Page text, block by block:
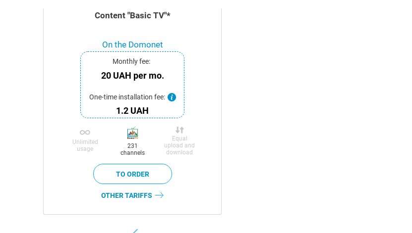
Content "Basic TV"*
On the Domonet
network
Monthly fee:
20 UAH per mo.
One-time installation fee:
1.2 UAH
Unlimited
usage
231
channels
Equal
upload and
download
OTHER TARIFFS